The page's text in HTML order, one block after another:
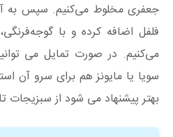
جعفری مخلوط می‌کنیم. سپس به
فلفل اضافه کرده و با
می‌کنیم. در صورت تمایل می
سویا یا مایونز هم برای سرو آن
بهتر پیشنهاد می شود از سبزیجات